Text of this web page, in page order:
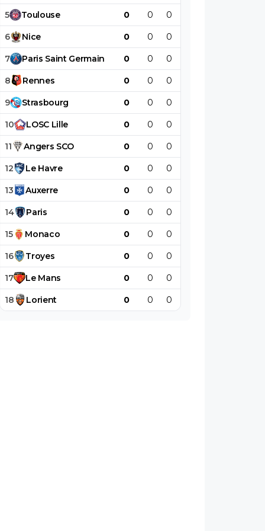
5 Toulouse 0 0 0
6 Nice 0 0 0
7 Paris Saint Germain 0 0 0
8 Rennes 0 0 0
9 Strasbourg 0 0 0
10 LOSC Lille 0 0 0
11 Angers SCO 0 0 0
12 Le Havre 0 0 0
13 Auxerre 0 0 0
14 Paris 0 0 0
15 Monaco 0 0 0
16 Troyes 0 0 0
17 Le Mans 0 0 0
18 Lorient 0 0 0